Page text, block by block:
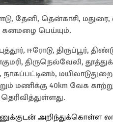
தேனி, தென்காசி, மதுரை,
கனமழை பெய்யும்.
ஈரோடு, திருப்பூர்,
திருநெல்வேலி,
நாகப்பட்டினம்,
மணிக்கு 40km வேக
அறிந்துக்கொள்ள